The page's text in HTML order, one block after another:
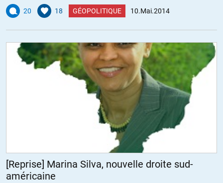
20 18 GÉOPOLITIQUE 10.Mai.2014
[Reprise] Marina Silva, nouvelle droite sud-
américaine